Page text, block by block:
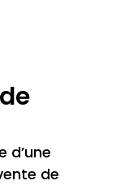
d’une
de